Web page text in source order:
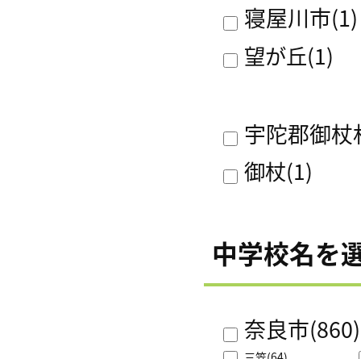
寝屋川市(1)
望が丘(1)
宇陀郡御杖
御杖(1)
中学校名を
奈良市(860)